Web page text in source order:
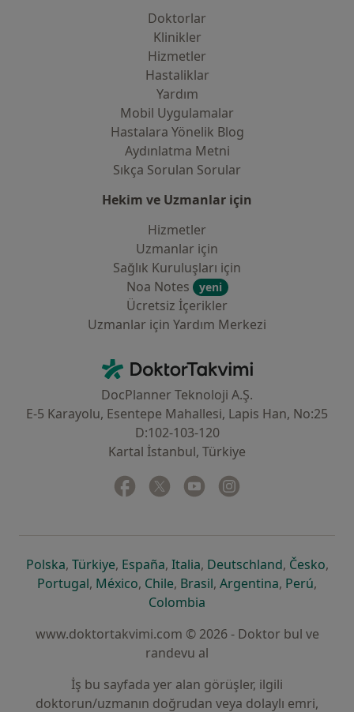
Doktorlar
Klinikler
Hizmetler
Hastaliklar
Yardım
Mobil Uygulamalar
Hastalara Yönelik Blog
Aydınlatma Metni
Sıkça Sorulan Sorular
Hekim ve Uzmanlar için
Hizmetler
Uzmanlar için
Sağlık Kuruluşları için
Noa Notes
yeni
Ücretsiz İçerikler
Uzmanlar için Yardım Merkezi
DoktorTakvimi - Ana Sayfa
DocPlanner Teknoloji A.Ş.
E-5 Karayolu, Esentepe Mahallesi, Lapis Han, No:25
D:102-103-120
Kartal İstanbul, Türkiye
Facebook
yeni bir sekmede açılır
Twitter
yeni bir sekmede açılır
Youtube
yeni bir sekmede açılır
Polskayeni bir sekmede açılır
, Türkiyeyeni bir sekmede açılır
, Españayeni bir sekmede açılır
, Italiayeni bir sekmede açılır
, Deutschlandyeni bir
, Českoyeni
,
Portugalyeni bir sekmede açılır
, Méxicoyeni bir sekmede açılır
, Chileyeni bir sekmede açılır
, Brasilyeni bir sekmede açılır
, Argentinayeni bir
, Perúyeni
,
Colombia
www.doktortakvimi.com © 2026 - Doktor bul ve
randevu al
İş bu sayfada yer alan görüşler, ilgili
doktorun/uzmanın doğrudan veya dolaylı emri,